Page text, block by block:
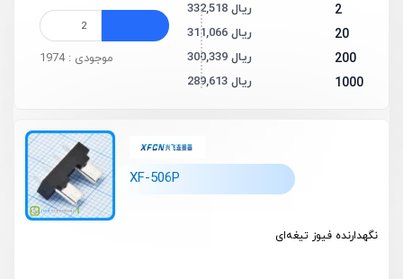
2 332,518 ریال
20 311,066 ریال
200 300,339 ریال
1000 289,613 ریال
موجودی : 1974
XF-506P
نگهدارنده فیوز تیغه‌ای